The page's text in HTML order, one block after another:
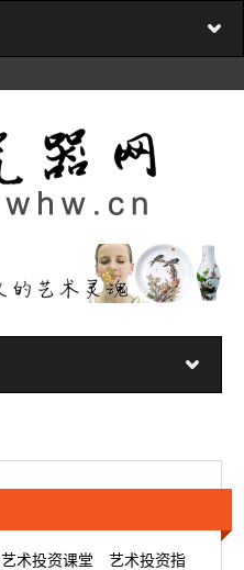
艺术投资课堂 艺术投资指